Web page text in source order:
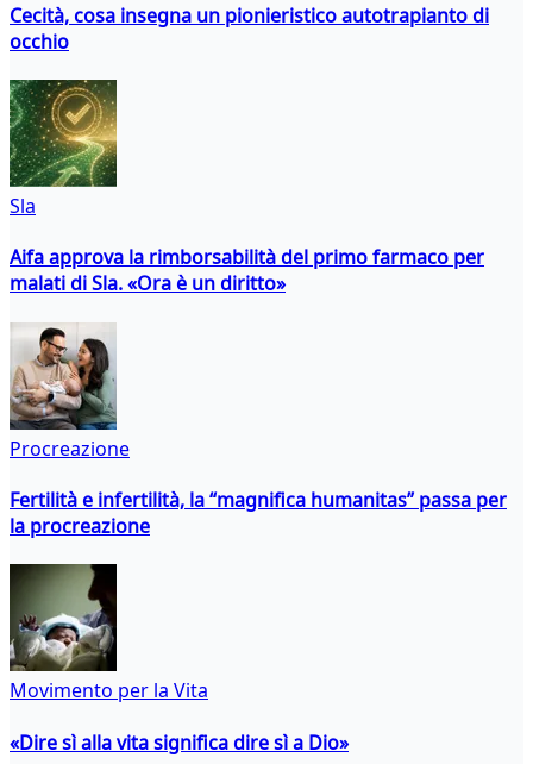
Cecità, cosa insegna un pionieristico autotrapianto di
occhio
Sla
Aifa approva la rimborsabilità del primo farmaco per
malati di Sla. «Ora è un diritto»
Procreazione
Fertilità e infertilità, la “magnifica humanitas” passa per
la procreazione
Movimento per la Vita
«Dire sì alla vita significa dire sì a Dio»